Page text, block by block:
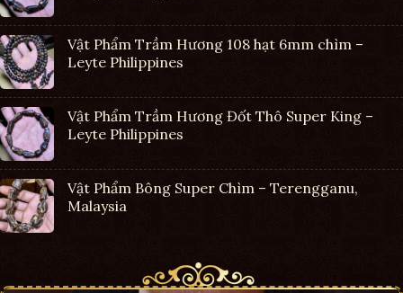
Vật Phẩm Trầm Hương 108 hạt 6mm chìm –
Leyte Philippines
Vật Phẩm Trầm Hương Đốt Thô Super King –
Leyte Philippines
Vật Phẩm Bông Super Chìm – Terengganu,
Malaysia